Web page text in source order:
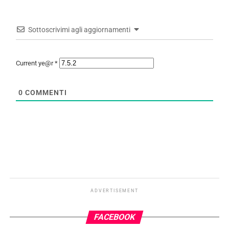
Sottoscrivimi agli aggiornamenti
Current ye@r*
0 COMMENTI
ADVERTISEMENT
FACEBOOK